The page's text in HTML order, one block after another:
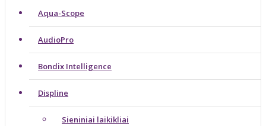
Aqua-Scope
AudioPro
Bondix Intelligence
Displine
Sieniniai laikikliai